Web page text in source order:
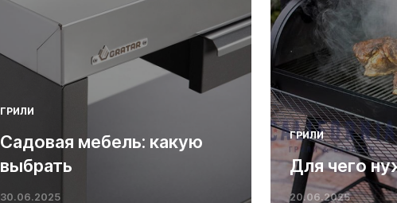
ГРИЛИ
Садовая мебель: какую
выбрать
30.06.2025
ГРИЛИ
Для чего
20.06.2025